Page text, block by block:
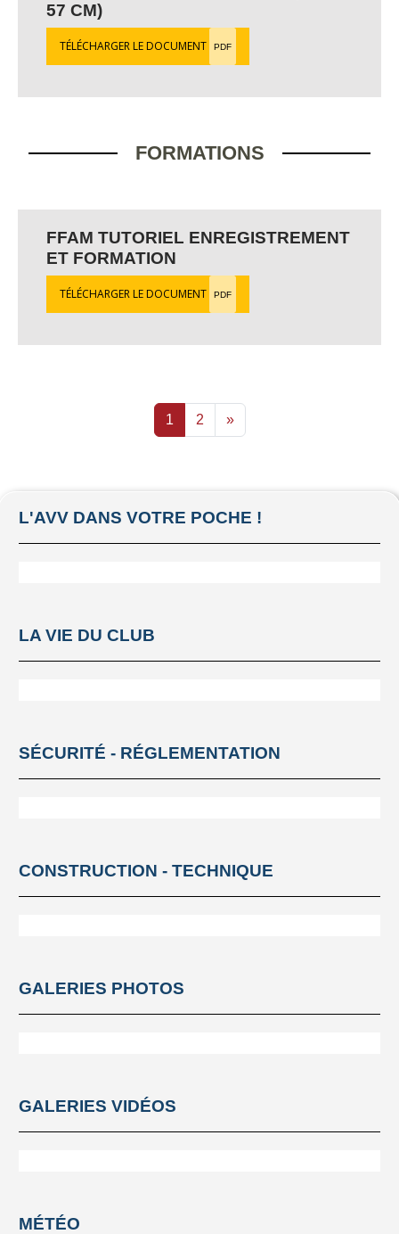
57 CM)
TÉLÉCHARGER LE DOCUMENT PDF
FORMATIONS
FFAM TUTORIEL ENREGISTREMENT
ET FORMATION
TÉLÉCHARGER LE DOCUMENT PDF
1 2 »
L'AVV DANS VOTRE POCHE !
LA VIE DU CLUB
SÉCURITÉ - RÉGLEMENTATION
CONSTRUCTION - TECHNIQUE
GALERIES PHOTOS
GALERIES VIDÉOS
MÉTÉO